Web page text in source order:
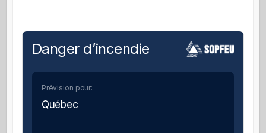
Danger d’incendie
Prévision pour:
Québec